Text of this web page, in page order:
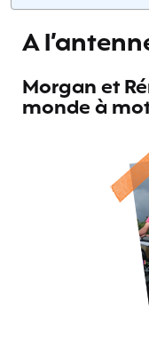
A
Morgan et
monde à